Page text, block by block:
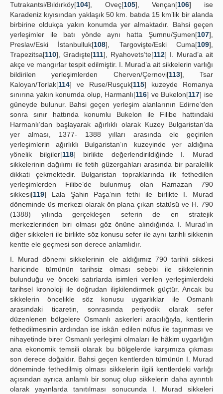
Tutrakantsi/Bıldırköy[104], Oveç[105], Vençan[106] ise
Karadeniz kıyısından yaklaşık 50 km. batıda 15 km’lik bir alanda
birbirine oldukça yakın konumda yer almaktadır. Bahsi geçen
yerleşimler ile batı yönde aynı hatta Şumnu/Şumen[107],
Preslav/Eski İstanbulluk[108], Targovişte/Eski Cuma[109],
Trapezitsa[110], Gradışte[111], Ryahovets’te[112] I. Murad’a ait
akçe ve mangırlar tespit edilmiştir. I. Murad’a ait sikkelerin varlığı
bildirilen yerleşimlerden Cherven/Çernovi[113], Tsar
Kaloyan/Torlak[114] ve Ruse/Rusçuk[115] kuzeyde Romanya
sınırına yakın konumda olup, Harmanlı[116] ve Bukelon[117] ise
güneyde bulunur. Bahsi geçen yerleşim alanlarının Edirne’den
sonra sınır hattında konumlu Bukelon ile Filibe hattındaki
Harmanlı’dan başlayarak ağırlıklı olarak Kuzey Bulgaristan’da
yer alması, 1377- 1388 yılları arasında ele geçirilen
yerleşimlerin ağırlıklı Bulgaristan’ın kuzeyinde yer aldığına
yönelik bilgiler[118] birlikte değerlendirildiğinde I. Murad
sikkelerinin dağılımı ile fetih güzergahları arasında bir paralellik
dikkati çekmektedir. Bulgaristan topraklarında ilk fethedilen
yerleşimlerden Filibe’de bulunmuş olan Ramazan 790
sikkesi[119] Lala Şahin Paşa’nın fethi ile birlikte I. Murad
döneminde üs merkezi olarak ön plana çıkan statüsü ve H. 790
(1388) yılında gerçekleşen seferin de en stratejik
merkezlerinden biri olması göz önüne alındığında I. Murad’ın
diğer sikkeleri ile birlikte söz konusu sefer ile aynı tarihli sikkenin
kentte ele geçmesi son derece anlamlıdır.
I. Murad dönemi sikkelerinin ele aldığımız 790 tarihli sikkesi
haricinde tümünün tarihsiz olması sebebi ile sikkelerinin
bulunduğu ve önceki satırlarda isimleri verilen yerleşimlerdeki
tarihsel kronoloji ile doğrudan ilişkilendirmek güçtür. Ancak bu
sikkelerin öncelikle söz konusu uygarlıklar ile Osmanlı
arasındaki ticaretin, sonrasında periyodik olarak sefer
düzenlenen bölgelere Osmanlı askerleri aracılığıyla, kentlerin
fethedilmesinin ardından ise iskân edilen nüfus ile taşınması ve
nihayetinde birer Osmanlı yerleşimi olmaları ile hâkim uygarlığın
ana ekonomik temsili olarak bu bölgelerde karşımıza çıkması
son derece doğaldır. Bahsi geçen kentlerden tümünün I. Murad
döneminde fethedilmiş olması sikkelerin ilgili kentlerdeki varlığı
açısından ayrıca anlamlı bir sonuç olup sikkelerin daha ayrıntılı
olarak yayınlarda tanıtılması sonucunda I. Murad sikkeleri